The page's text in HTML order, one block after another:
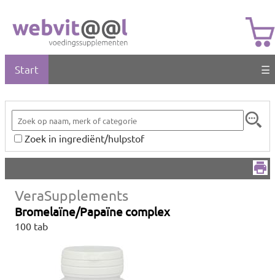
Start ☰
Zoek in ingrediënt/hulpstof
VeraSupplements
Bromelaïne/Papaïne complex
100 tab